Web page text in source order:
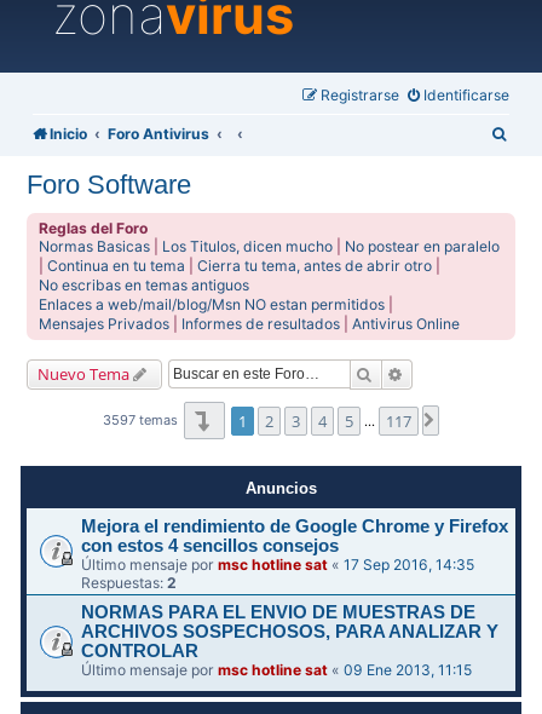
zonavirus
Identificarse
Registrarse
Inicio Foro Antivirus
Foro Software
Reglas del Foro
Normas Basicas
Los Titulos, dicen mucho
No postear en paralelo
|Continua en tu tema |Cierra tu tema, antes de abrir otro
No escribas en temas antiguos
Enlaces a web/mail/blog/Msn NO estan permitidos
Mensajes Privados
Informes de resultados |Antivirus Online
Nuevo Tema Buscar
3597 temas Página1de117
1 2 3 4 5 … 117
Anuncios
Mejora el rendimiento de Google Chrome y Firefox
con estos 4 sencillos consejos
Último mensaje pormsc hotline sat «17 Sep 2016, 14:35
Respuestas:2
NORMAS PARA EL ENVIO DE MUESTRAS DE
ARCHIVOS SOSPECHOSOS, PARA ANALIZAR Y
CONTROLAR
Último mensaje pormsc hotline sat «09 Ene 2013, 11:15